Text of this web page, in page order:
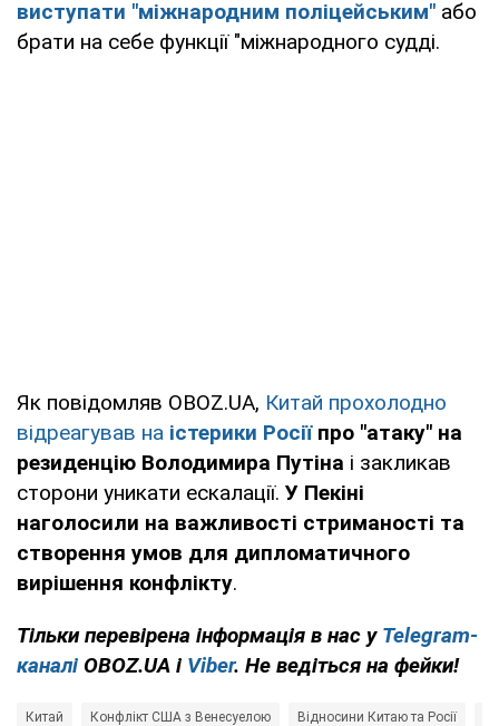
виступати "міжнародним поліцейським" або
брати на себе функції "міжнародного судді.
Як повідомляв OBOZ.UA, Китай прохолодно
відреагував на істерики Росіїпро "атаку" на
резиденцію Володимира Путіна і закликав
сторони уникати ескалації. У Пекіні
наголосили на важливості стриманості та
створення умов для дипломатичного
вирішення конфлікту.
Тільки перевірена інформація в нас у Telegram-
каналі OBOZ.UA і Viber. Не ведіться на фейки!
Китай Конфлікт США з Венесуелою Відносини Китаю та Росії